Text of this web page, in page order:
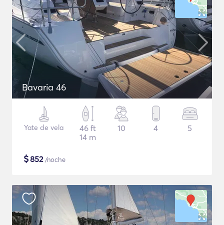
Bavaria 46
Yate de vela
46 ft
14 m
10 4 5
$852/noche